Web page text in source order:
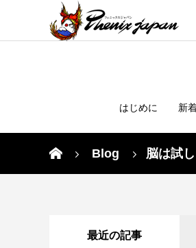
はじめに 新
Blog 脳は試
最近の記事